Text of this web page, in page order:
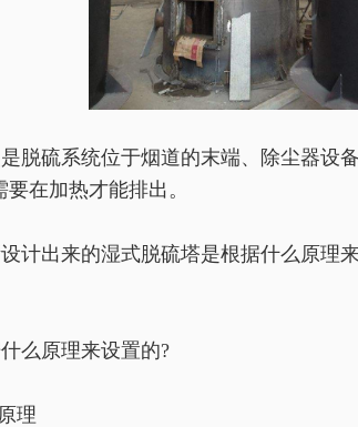
脱硫系统位于烟道的末端、除尘器设
在加热才能排出。
计出来的湿式脱硫塔是根据什么原理
么原理来设置的?
理